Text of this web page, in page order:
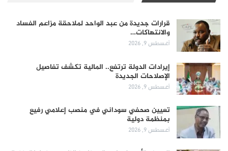
قرارات جديدة من عبد الواحد لملاحقة مزاعم الفساد
والانتهاكات…
أغسطس 9, 2026
إيرادات الدولة ترتفع.. المالية تكشف تفاصيل
الإصلاحات الجديدة
أغسطس 9, 2026
تعيين صحفي سوداني في منصب إعلامي رفيع
بمنظمة دولية
أغسطس 9, 2026